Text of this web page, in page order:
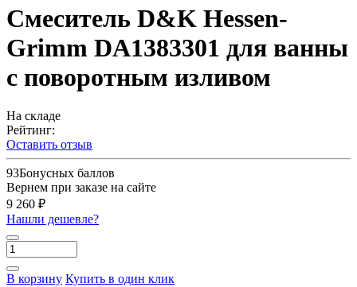
Смеситель D&K Hessen-
Grimm DA1383301 для ванны
с поворотным изливом
На складе
Рейтинг:
Оставить отзыв
93Бонусных баллов
Вернем при заказе на сайте
9 260 ₽
Нашли дешевле?
В корзину Купить в один клик